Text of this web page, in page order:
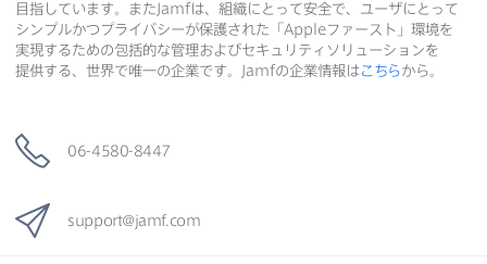
目指しています。​また Jamfは、​組織に​とって​安全で、​ユーザに​とって​
シンプルかつプライバシーが​保護された​「 Appleファースト」環境を​
実現する​ための​包括的な​管理および​セキュリティソリューションを​
提供する、​世界で​唯一の​企業です。
Jamfの​企業情報はこちらから。
06-4580-8447
support@jamf. com